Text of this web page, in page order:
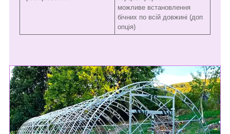
можливе встановлення
бічних по всій довжині (доп
опція)